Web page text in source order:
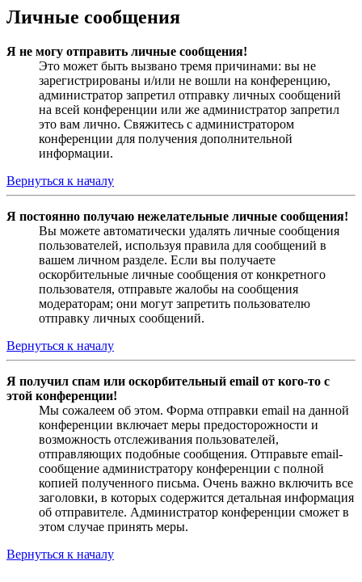
Личные сообщения
Я не могу отправить личные сообщения!
Это может быть вызвано тремя причинами: вы не
зарегистрированы и/или не вошли на конференцию,
администратор запретил отправку личных сообщений
на всей конференции или же администратор запретил
это вам лично. Свяжитесь с администратором
конференции для получения дополнительной
информации.
Вернуться к началу
Я постоянно получаю нежелательные личные сообщения!
Вы можете автоматически удалять личные сообщения
пользователей, используя правила для сообщений в
вашем личном разделе. Если вы получаете
оскорбительные личные сообщения от конкретного
пользователя, отправьте жалобы на сообщения
модераторам; они могут запретить пользователю
отправку личных сообщений.
Вернуться к началу
Я получил спам или оскорбительный email от кого-то с
этой конференции!
Мы сожалеем об этом. Форма отправки email на данной
конференции включает меры предосторожности и
возможность отслеживания пользователей,
отправляющих подобные сообщения. Отправьте email-
сообщение администратору конференции с полной
копией полученного письма. Очень важно включить все
заголовки, в которых содержится детальная информация
об отправителе. Администратор конференции сможет в
этом случае принять меры.
Вернуться к началу